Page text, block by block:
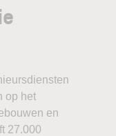
op het
en
27.000